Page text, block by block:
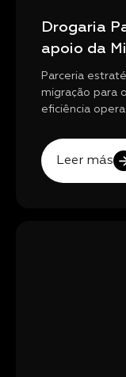
Drogaria
apoio da
Parceria
migração para
eficiência
Leer más